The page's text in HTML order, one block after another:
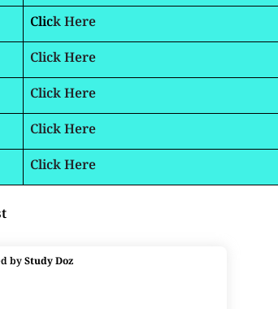
Click Here
Click Here
Click Here
Click Here
Click Here
byStudy Doz